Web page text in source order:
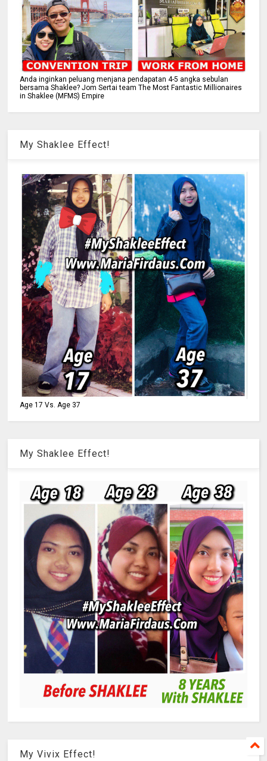
Anda inginkan peluang menjana pendapatan 4-5 angka sebulan
bersama Shaklee? Jom Sertai team The Most Fantastic Millionaires
in Shaklee (MFMS) Empire
My Shaklee Effect!
Age 17 Vs. Age 37
My Shaklee Effect!
My Vivix Effect!